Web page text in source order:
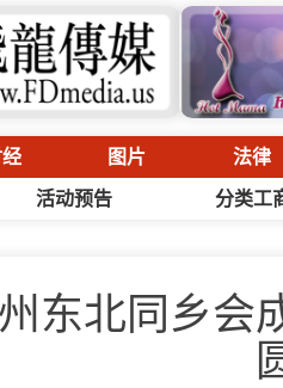
图片 法律
活动预告 分类工
东北同乡会